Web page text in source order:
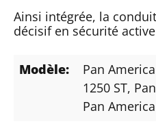
Ainsi intégrée, la
décisif en sécurité
Modèle: Pan
1250 ST,
Pan